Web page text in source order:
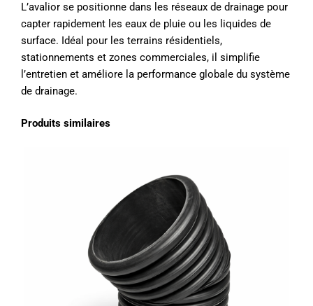
L’avalior se positionne dans les réseaux de drainage pour
capter rapidement les eaux de pluie ou les liquides de
surface. Idéal pour les terrains résidentiels,
stationnements et zones commerciales, il simplifie
l’entretien et améliore la performance globale du système
de drainage.
Produits similaires